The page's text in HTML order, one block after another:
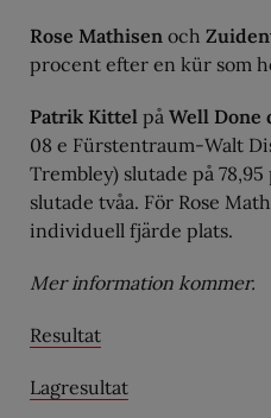
Rose Mathisen och
procent efter en kür som
Patrik Kittel på Well Done
08 e Fürstentraum-Walt
Trembley) slutade på
slutade tvåa. För Rose
individuell fjärde plats.
Mer information kommer.
Resultat
Lagresultat